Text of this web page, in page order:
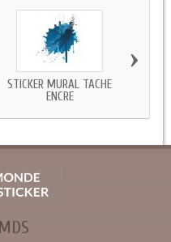
STICKER MURAL TACHE
ENCRE
›